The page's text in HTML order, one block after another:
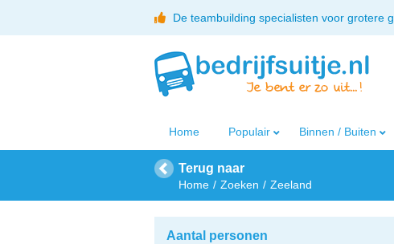
De teambuilding specialisten voor grotere
Home Populair Binnen / Buiten
Terug naar
Home Zoeken Zeeland
Aantal personen